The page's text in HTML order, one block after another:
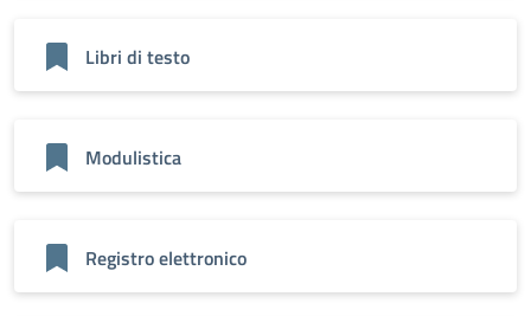
Libri di testo
Modulistica
Registro elettronico